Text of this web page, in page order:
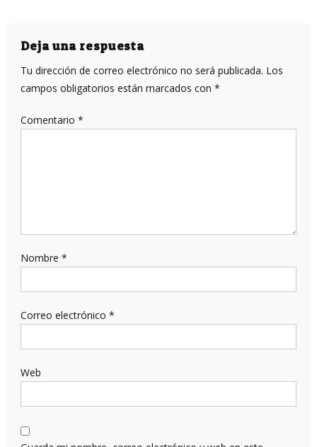
Deja una respuesta
Tu dirección de correo electrónico no será publicada. Los
campos obligatorios están marcados con *
Comentario *
Nombre *
Correo electrónico *
Web